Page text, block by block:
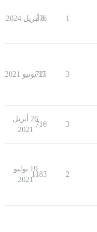
1
276
8 أبريل 2024
3
721
17 يونيو 2021
3
716
26 أبريل
2021
2
1183
19 يوليو
2021